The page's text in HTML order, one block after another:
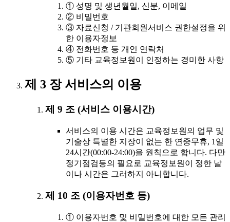
① 성명 및 생년월일, 신분, 이메일
② 비밀번호
③ 자료신청 / 기관회원서비스 권한설정을 위
한 이용자정보
④ 전화번호 등 개인 연락처
⑤ 기타 교육정보원이 인정하는 경미한 사항
제 3 장 서비스의 이용
제 9 조 (서비스 이용시간)
서비스의 이용 시간은 교육정보원의 업무 및
기술상 특별한 지장이 없는 한 연중무휴, 1일
24시간(00:00-24:00)을 원칙으로 합니다. 다만
정기점검등의 필요로 교육정보원이 정한 날
이나 시간은 그러하지 아니합니다.
제 10 조 (이용자번호 등)
① 이용자번호 및 비밀번호에 대한 모든 관리